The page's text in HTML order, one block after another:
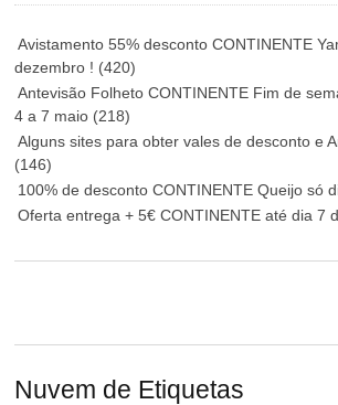
Avistamento 55% desconto CONTINENTE
dezembro ! (420)
Antevisão Folheto CONTINENTE Fim de
4 a 7 maio (218)
Alguns sites para obter vales de desconto e
(146)
100% de desconto CONTINENTE Queijo só
Oferta entrega + 5€ CONTINENTE até dia 7
Nuvem de Etiquetas